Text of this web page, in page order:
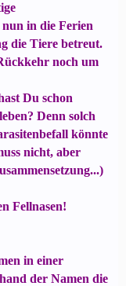
in die Ferien
die Tiere betreut.
noch um
Du schon
Denn solch
könnte
nicht, aber
Fellnasen!
in einer
der Namen die